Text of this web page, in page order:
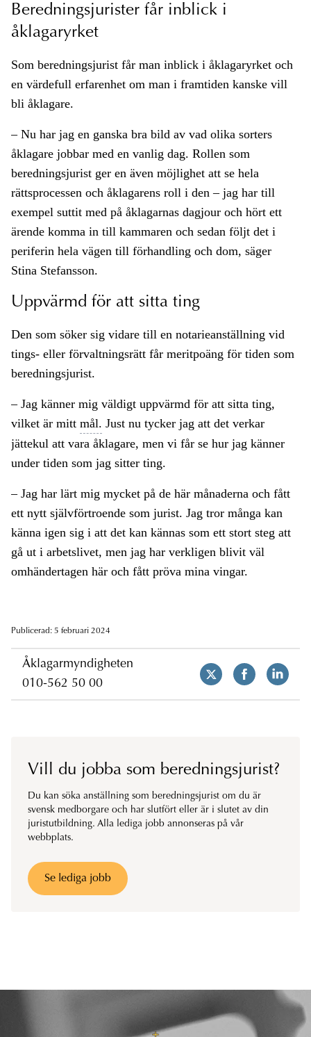
Beredningsjurister får inblick i
åklagaryrket
Som beredningsjurist får man inblick i åklagaryrket och
en värdefull erfarenhet om man i framtiden kanske vill
bli åklagare.
– Nu har jag en ganska bra bild av vad olika sorters
åklagare jobbar med en vanlig dag. Rollen som
beredningsjurist ger en även möjlighet att se hela
rättsprocessen och åklagarens roll i den – jag har till
exempel suttit med på åklagarnas dagjour och hört ett
ärende komma in till kammaren och sedan följt det i
periferin hela vägen till förhandling och dom, säger
Stina Stefansson.
Uppvärmd för att sitta ting
Den som söker sig vidare till en notarieanställning vid
tings- eller förvaltningsrätt får meritpoäng för tiden som
beredningsjurist.
– Jag känner mig väldigt uppvärmd för att sitta ting,
vilket är mitt mål. Just nu tycker jag att det verkar
jättekul att vara åklagare, men vi får se hur jag känner
under tiden som jag sitter ting.
– Jag har lärt mig mycket på de här månaderna och fått
ett nytt självförtroende som jurist. Jag tror många kan
känna igen sig i att det kan kännas som ett stort steg att
gå ut i arbetslivet, men jag har verkligen blivit väl
omhändertagen här och fått pröva mina vingar.
Publicerad: 5 februari 2024
Åklagarmyndigheten
010-562 50 00
Vill du jobba som beredningsjurist?
Du kan söka anställning som beredningsjurist om du är
svensk medborgare och har slutfört eller är i slutet av din
juristutbildning. Alla lediga jobb annonseras på vår
webbplats.
Se lediga jobb